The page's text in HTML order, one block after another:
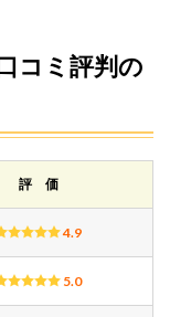
コミ評判の
評 価
4.9
5.0